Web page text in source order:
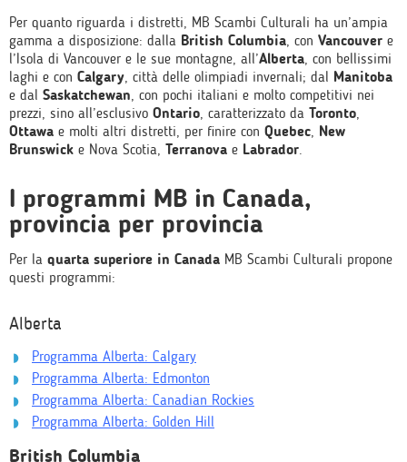
Per quanto riguarda i distretti, MB Scambi Culturali ha un’ampia
gamma a disposizione: dalla British Columbia, con Vancouver e
l’Isola di Vancouver e le sue montagne, all’Alberta, con bellissimi
laghi e con Calgary, città delle olimpiadi invernali; dal Manitoba
e dal Saskatchewan, con pochi italiani e molto competitivi nei
prezzi, sino all’esclusivo Ontario, caratterizzato da Toronto,
Ottawa e molti altri distretti, per finire con Quebec, New
Brunswick e Nova Scotia, Terranova e Labrador.
I programmi MB in Canada,
provincia per provincia
Per la quarta superiore in Canada MB Scambi Culturali propone
questi programmi:
Alberta
Programma Alberta: Calgary
Programma Alberta: Edmonton
Programma Alberta: Canadian Rockies
Programma Alberta: Golden Hill
British Columbia